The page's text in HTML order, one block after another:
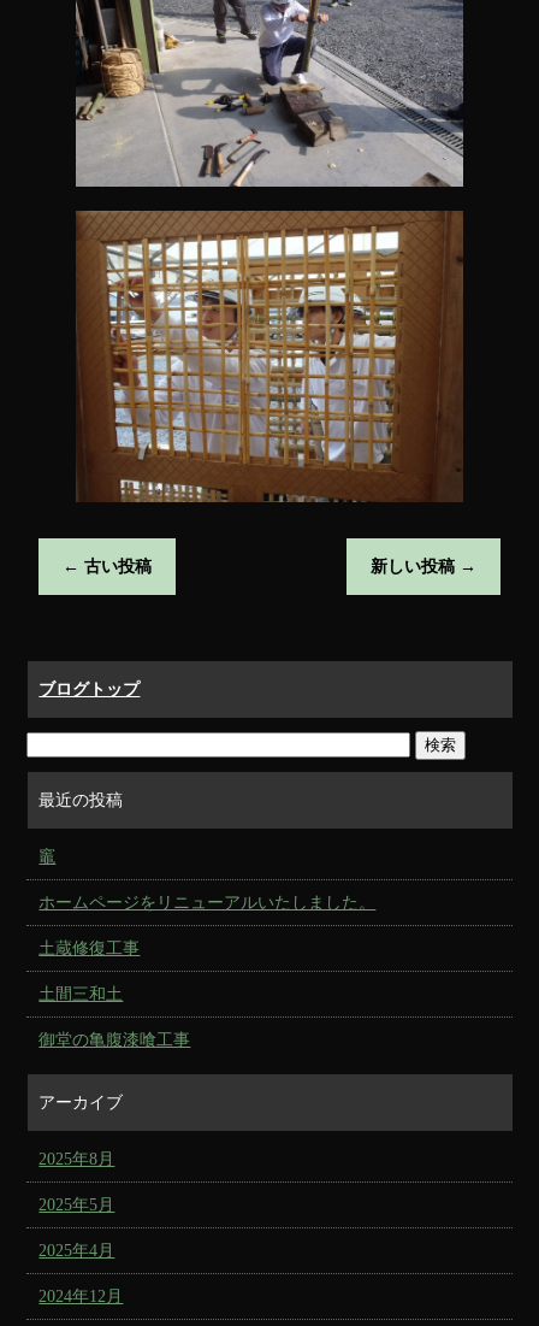
← 古い投稿 新しい投稿 →
ブログトップ
最近の投稿
竈
ホームページをリニューアルいたしました。
土蔵修復工事
土間三和土
御堂の亀腹漆喰工事
アーカイブ
2025年8月
2025年5月
2025年4月
2024年12月